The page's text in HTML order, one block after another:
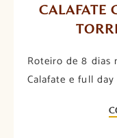
CALAFATE
Roteiro de 8 dias
Calafate e full